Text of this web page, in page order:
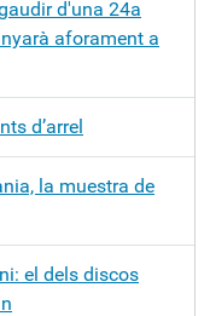
d'una 24a
aforament a
d’arrel
la muestra de
el dels discos